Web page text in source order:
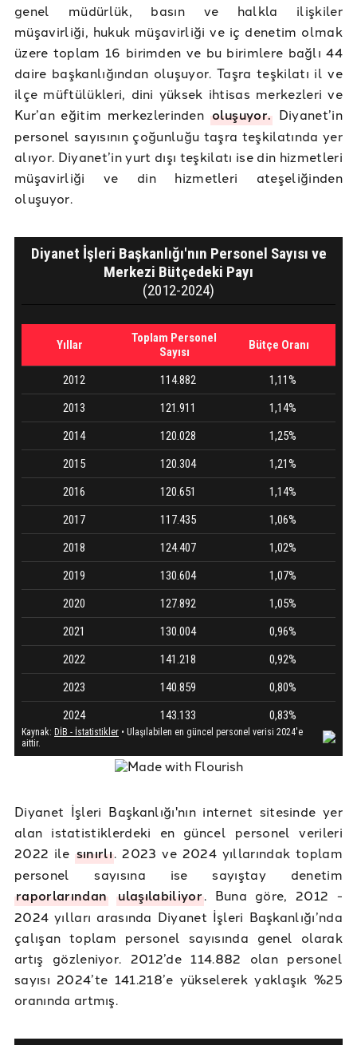
genel müdürlük, basın ve halkla ilişkiler
müşavirliği, hukuk müşavirliği ve iç denetim olmak
üzere toplam 16 birimden ve bu birimlere bağlı 44
daire başkanlığından oluşuyor. Taşra teşkilatı il ve
ilçe müftülükleri, dini yüksek ihtisas merkezleri ve
Kur’an eğitim merkezlerinden oluşuyor. Diyanet’in
personel sayısının çoğunluğu taşra teşkilatında yer
alıyor. Diyanet’in yurt dışı teşkilatı ise din hizmetleri
müşavirliği ve din hizmetleri ateşeliğinden
oluşuyor.
Diyanet İşleri Başkanlığı'nın internet sitesinde yer
alan istatistiklerdeki en güncel personel verileri
2022 ile sınırlı. 2023 ve 2024 yıllarındak toplam
personel sayısına ise sayıştay denetim
raporlarından ulaşılabiliyor. Buna göre, 2012 -
2024 yılları arasında Diyanet İşleri Başkanlığı’nda
çalışan toplam personel sayısında genel olarak
artış gözleniyor. 2012’de 114.882 olan personel
sayısı 2024’te 141.218’e yükselerek yaklaşık %25
oranında artmış.